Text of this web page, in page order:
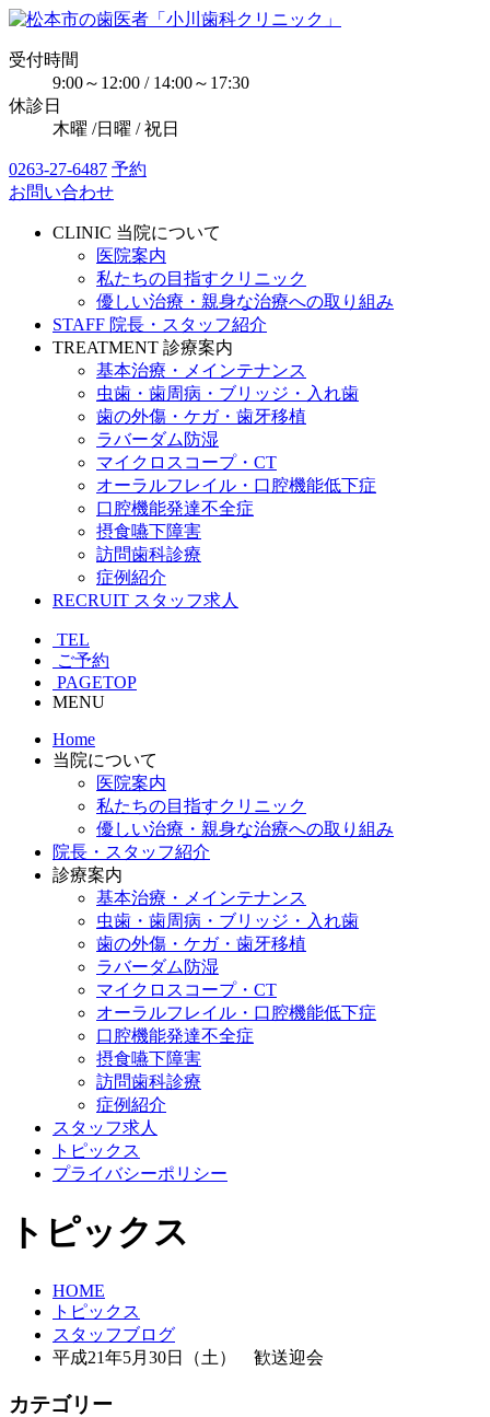
受付時間
9:00～12:00 / 14:00～17:30
休診日
木曜 /日曜 / 祝日
0263-27-6487 予約
お問い合わせ
CLINIC 当院について
医院案内
私たちの目指すクリニック
優しい治療・親身な治療への取り組み
STAFF 院長・スタッフ紹介
TREATMENT 診療案内
基本治療・メインテナンス
虫歯・歯周病・ブリッジ・入れ歯
歯の外傷・ケガ・歯牙移植
ラバーダム防湿
マイクロスコープ・CT
オーラルフレイル・口腔機能低下症
口腔機能発達不全症
摂食嚥下障害
訪問歯科診療
症例紹介
RECRUIT スタッフ求人
TEL
ご予約
PAGETOP
MENU
Home
当院について
医院案内
私たちの目指すクリニック
優しい治療・親身な治療への取り組み
院長・スタッフ紹介
診療案内
基本治療・メインテナンス
虫歯・歯周病・ブリッジ・入れ歯
歯の外傷・ケガ・歯牙移植
ラバーダム防湿
マイクロスコープ・CT
オーラルフレイル・口腔機能低下症
口腔機能発達不全症
摂食嚥下障害
訪問歯科診療
症例紹介
スタッフ求人
トピックス
プライバシーポリシー
トピックス
HOME
トピックス
スタッフブログ
平成21年5月30日（土） 歓送迎会
カテゴリー